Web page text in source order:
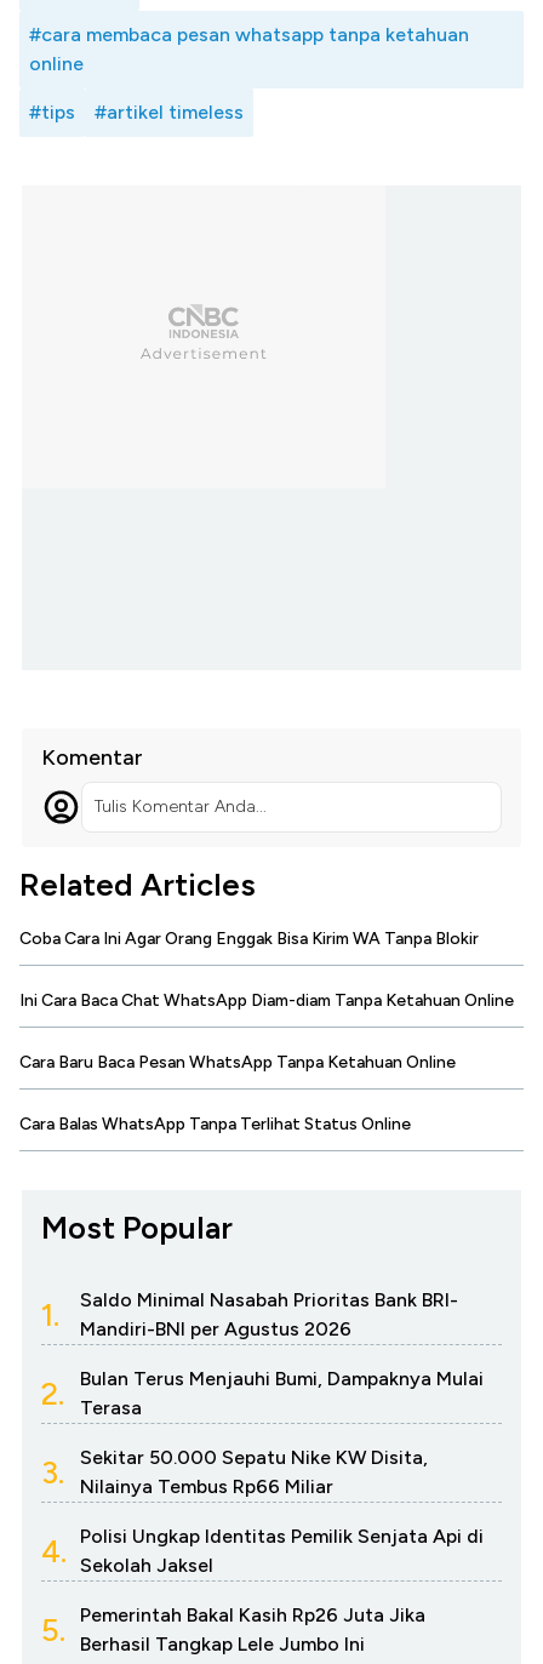
#cara membaca pesan whatsapp tanpa ketahuan
online
#tips #artikel timeless
Komentar
Tulis Komentar Anda...
Related Articles
Coba Cara Ini Agar Orang Enggak Bisa Kirim WA Tanpa Blokir
Ini Cara Baca Chat WhatsApp Diam-diam Tanpa Ketahuan Online
Cara Baru Baca Pesan WhatsApp Tanpa Ketahuan Online
Cara Balas WhatsApp Tanpa Terlihat Status Online
Most Popular
1.
Saldo Minimal Nasabah Prioritas Bank BRI-
Mandiri-BNI per Agustus 2026
2.
Bulan Terus Menjauhi Bumi, Dampaknya Mulai
Terasa
3.
Sekitar 50.000 Sepatu Nike KW Disita,
Nilainya Tembus Rp66 Miliar
4.
Polisi Ungkap Identitas Pemilik Senjata Api di
Sekolah Jaksel
5.
Pemerintah Bakal Kasih Rp26 Juta Jika
Berhasil Tangkap Lele Jumbo Ini